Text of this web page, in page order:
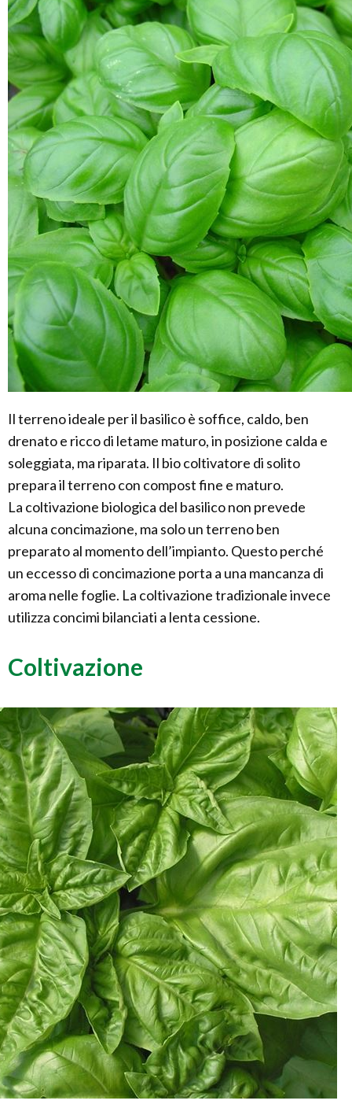
Il terreno ideale per il basilico è soffice, caldo, ben
drenato e ricco di letame maturo, in posizione calda e
soleggiata, ma riparata. Il bio coltivatore di solito
prepara il terreno con compost fine e maturo.
La coltivazione biologica del basilico non prevede
alcuna concimazione, ma solo un terreno ben
preparato al momento dell’impianto. Questo perché
un eccesso di concimazione porta a una mancanza di
aroma nelle foglie. La coltivazione tradizionale invece
utilizza concimi bilanciati a lenta cessione.
Coltivazione